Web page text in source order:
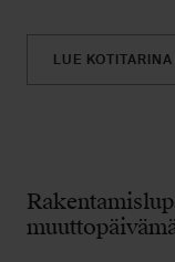
LUE KOTITARINA